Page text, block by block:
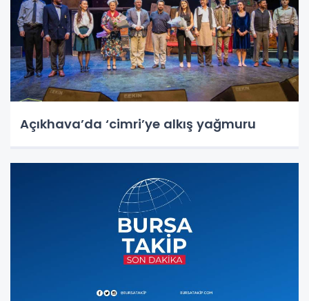
Açıkhava’da ‘cimri’ye alkış yağmuru